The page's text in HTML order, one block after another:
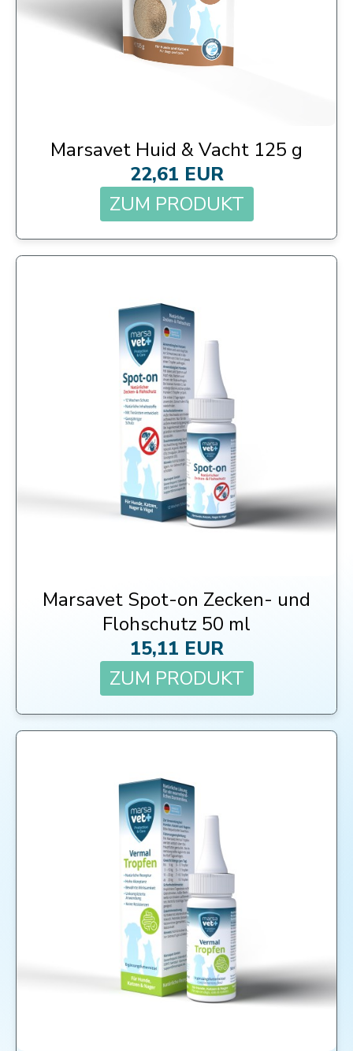
Marsavet Huid & Vacht 125 g
22,61 EUR
ZUM PRODUKT
Marsavet Spot-on Zecken- und
Flohschutz 50 ml
15,11 EUR
ZUM PRODUKT